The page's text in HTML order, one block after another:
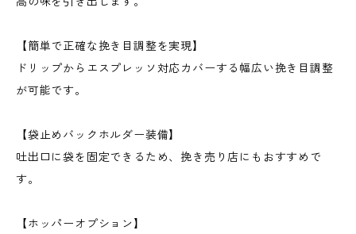
【簡単で正確な挽き目調整を実現】
ドリップからエスプレッソ対応カバーする幅広い挽き目調整
が可能です。
【袋止めバックホルダー装備】
吐出口に袋を固定できるため、挽き売り店にもおすすめで
す。
【ホッパーオプション】